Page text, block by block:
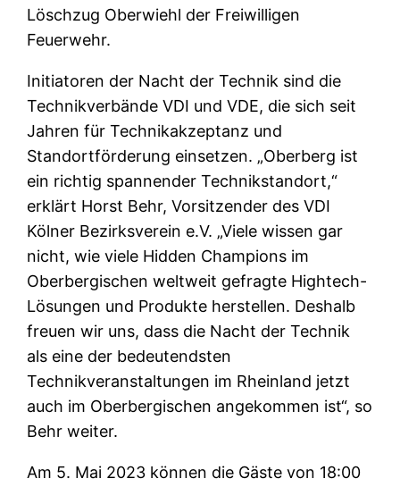
Löschzug Oberwiehl der Freiwilligen
Feuerwehr.
Initiatoren der Nacht der Technik sind die
Technikverbände VDI und VDE, die sich seit
Jahren für Technikakzeptanz und
Standortförderung einsetzen. „Oberberg ist
ein richtig spannender Technikstandort,“
erklärt Horst Behr, Vorsitzender des VDI
Kölner Bezirksverein e.V. „Viele wissen gar
nicht, wie viele Hidden Champions im
Oberbergischen weltweit gefragte Hightech-
Lösungen und Produkte herstellen. Deshalb
freuen wir uns, dass die Nacht der Technik
als eine der bedeutendsten
Technikveranstaltungen im Rheinland jetzt
auch im Oberbergischen angekommen ist“, so
Behr weiter.
Am 5. Mai 2023 können die Gäste von 18:00